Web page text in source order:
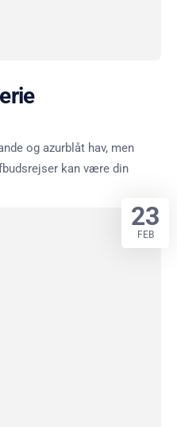
og azurblåt hav, men
kan være din
23
FEB